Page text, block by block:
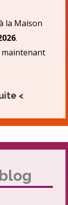
la Maison
.
maintenant
<